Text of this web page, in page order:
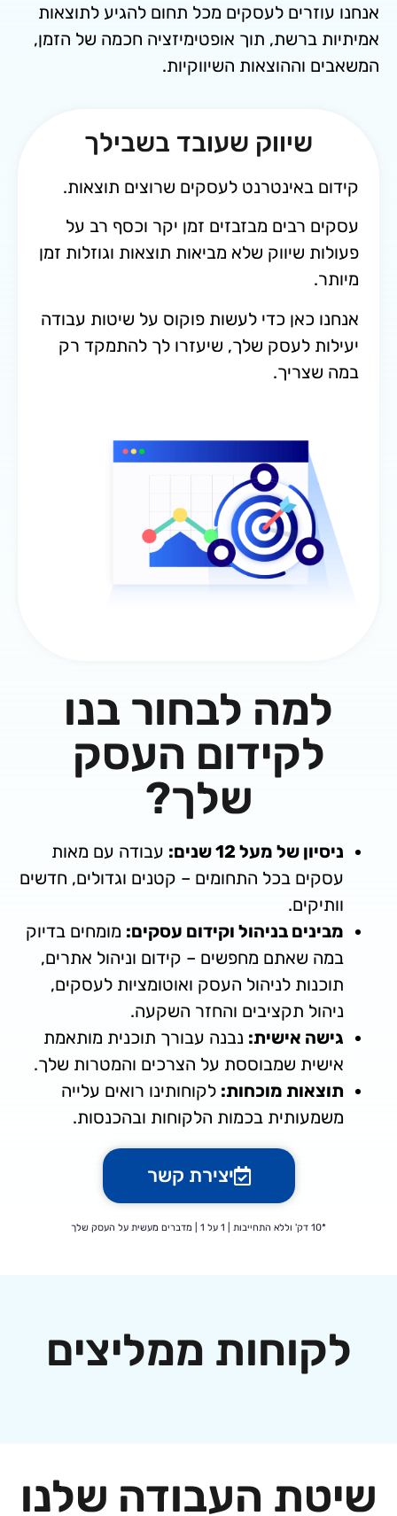
לעסקים מכל תחום להגיע לתוצאות
ברשת, תוך אופטימיזציה חכמה של הזמן,
וההוצאות השיווקיות.
שיווק שעובד בשבילך
באינטרנט לעסקים שרוצים תוצאות.
רבים מבזבזים זמן יקר וכסף רב על
שיווק שלא מביאות תוצאות וגוזלות זמן
כאן כדי לעשות פוקוס על שיטות עבודה
לעסק שלך, שיעזרו לך להתמקד רק
לבחור בנו
לקידום העסק
שלך?
של מעל 12 שנים:
עבודה עם מאות
בכל התחומים – קטנים וגדולים, חדשים
בניהול וקידום עסקים:מומחים בדיוק
שאתם מחפשים – קידום וניהול אתרים,
לניהול העסק ואוטומציות לעסקים,
תקציבים והחזר השקעה.
אישית:נבנה עבורך תוכנית מותאמת
שמבוססת על הצרכים והמטרות שלך.
מוכחות:לקוחותינו רואים עלייה
בכמות הלקוחות ובהכנסות.
יצירת קשר
ממליצים
העבודה שלנו